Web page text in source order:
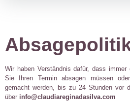
Wir haben Verständnis dafür, dass
Sie Ihren Termin absagen müssen
gemacht werden, bis zu 24 Stunden vor
über info@claudiareginadasilva.com